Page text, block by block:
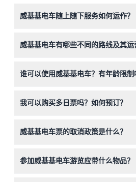
威基基电车随上随下服务如何运作？
下车，让您自由地按自己的节奏探
威基基电车有哪些不同的路线及其运
8:30至下午1:50；红线每60分钟一班
7:30至下午1:30；粉线每15分钟一班
至晚上8:17（时间可能会变动——请
谁可以使用威基基电车？有年龄限制
优先座位，方便大多数旅客使用。
我可以购买多日票吗？如何预订？
线。您可以直接在本网站在线预订，
威基基电车票的取消政策是什么？
订前确认您的行程。
参加威基基电车游览应带什么物品？